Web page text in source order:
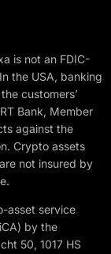
is not an FDIC-
the USA, banking
customers’
Bank, Member
against the
Crypto assets
not insured by
asset service
by the
50, 1017 HS